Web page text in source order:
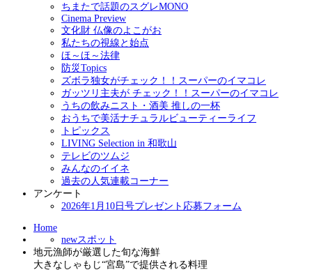
ちまたで話題のスグレMONO
Cinema Preview
文化財 仏像のよこがお
私たちの視線と始点
ほ～ほ～法律
防災Topics
ズボラ独女がチェック！！スーパーのイマコレ
ガッツリ主夫が チェック！！スーパーのイマコレ
うちの飲みニスト・酒美 推しの一杯
おうちで美活ナチュラルビューティーライフ
トピックス
LIVING Selection in 和歌山
テレビのツムジ
みんなのイイネ
過去の人気連載コーナー
アンケート
2026年1月10日号プレゼント応募フォーム
Home
newスポット
地元漁師が厳選した旬な海鮮
大きなしゃもじ“宮島”で提供される料理